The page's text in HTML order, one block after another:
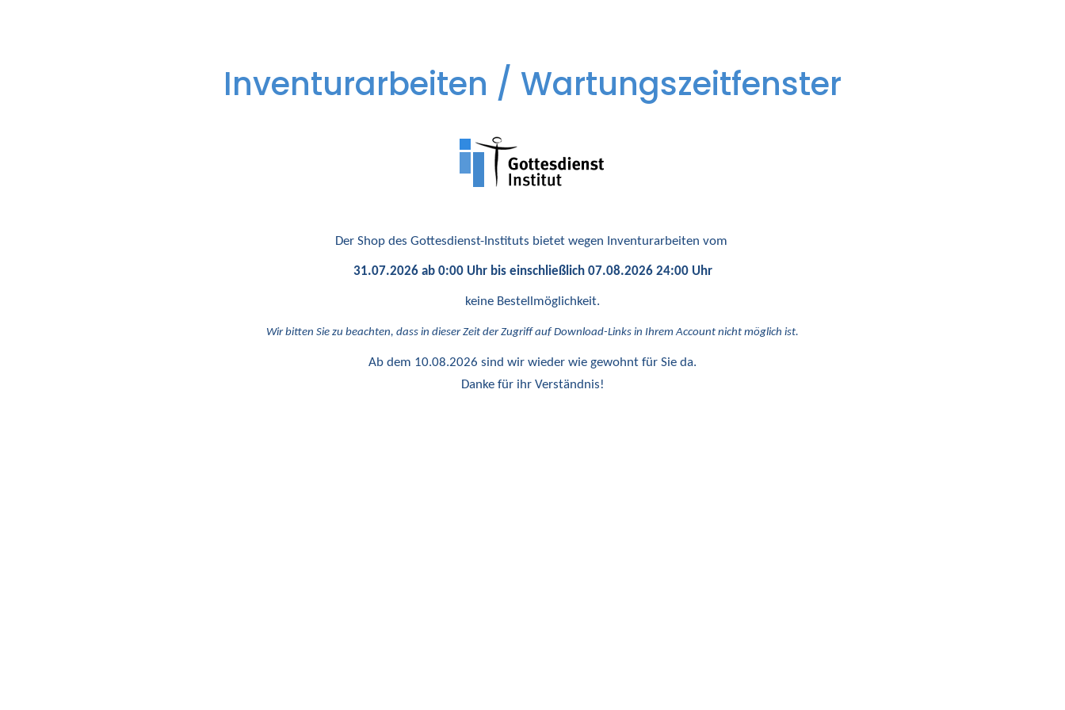
Inventurarbeiten / Wartungszeitfenster
Der Shop des Gottesdienst-Instituts bietet wegen Inventurarbeiten vom
31.07.2026 ab 0:00 Uhr bis einschließlich 07.08.2026 24:00 Uhr
keine Bestellmöglichkeit.
Wir bitten Sie zu beachten, dass in dieser Zeit der Zugriff auf Download-Links in Ihrem Account nicht möglich ist.
Ab dem 10.08.2026 sind wir wieder wie gewohnt für Sie da.
Danke für ihr Verständnis!